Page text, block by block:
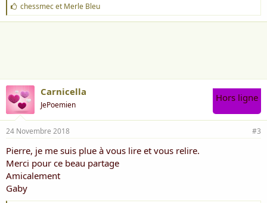
J
'
a
chessmecet Merle Bleu
Carnicella
JePoemien
Hors ligne
24 Novembre 2018 #3
Pierre, je me suis plue à vous lire et vous relire.
Merci pour ce beau partage
Amicalement
Gaby